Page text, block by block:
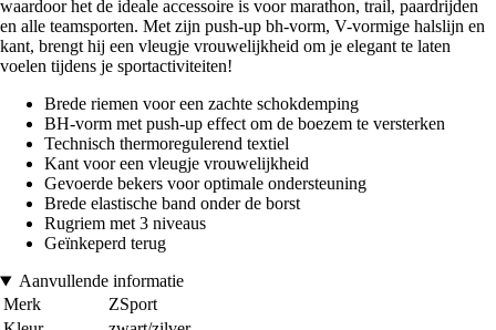
waardoor het de ideale accessoire is voor marathon, trail, paardrijden
en alle teamsporten. Met zijn push-up bh-vorm, V-vormige halslijn en
kant, brengt hij een vleugje vrouwelijkheid om je elegant te laten
voelen tijdens je sportactiviteiten!
Brede riemen voor een zachte schokdemping
BH-vorm met push-up effect om de boezem te versterken
Technisch thermoregulerend textiel
Kant voor een vleugje vrouwelijkheid
Gevoerde bekers voor optimale ondersteuning
Brede elastische band onder de borst
Rugriem met 3 niveaus
Geïnkeperd terug
Aanvullende informatie
Merk
ZSport